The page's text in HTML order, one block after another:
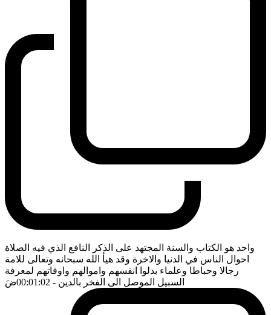
واحد هو الكتاب والسنة المجتهد على الذكر النافع الذي فيه الصلاة
احوال الناس في الدنيا والاخرة وقد هيأ الله سبحانه وتعالى للامة
رجالا وحباطا وعلماء بدلوا انفسهم واموالهم واوقاتهم لمعرفة
السبيل الموصل الى الفخر بالدين - 00:01:02 ضَ